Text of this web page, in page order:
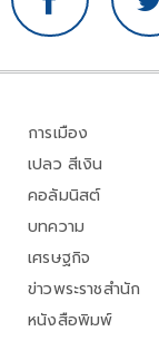
การเมือง
เปลว สีเงิน
คอลัมนิสต์
บทความ
เศรษฐกิจ
ข่าวพระราชสำนัก
หนังสือพิมพ์